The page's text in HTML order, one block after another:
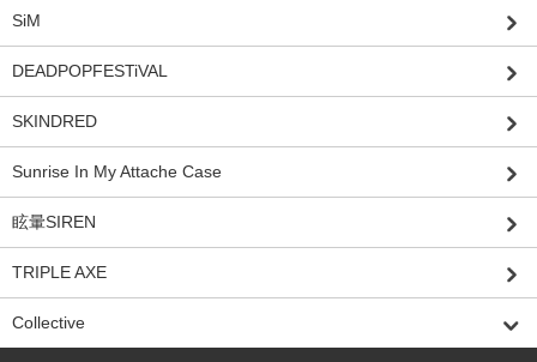
SiM
DEADPOPFESTiVAL
SKINDRED
Sunrise In My Attache Case
眩暈SIREN
TRIPLE AXE
Collective